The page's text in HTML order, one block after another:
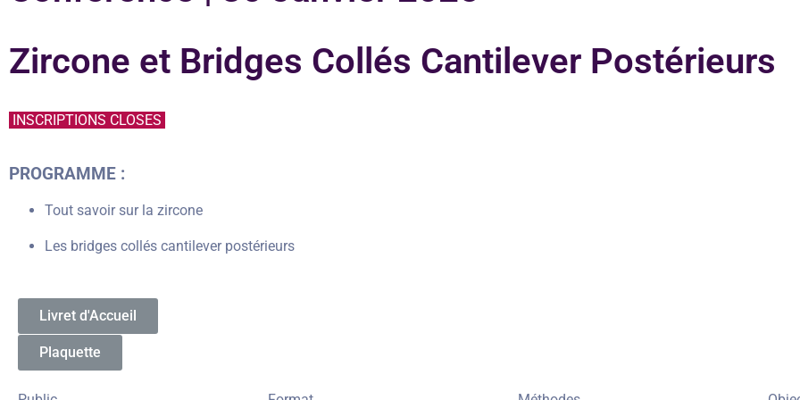
Zircone et Bridges Collés Cantilever Postérieurs
INSCRIPTIONS CLOSES
PROGRAMME :
Tout savoir sur la zircone
Les bridges collés cantilever postérieurs
Livret d'Accueil
Plaquette